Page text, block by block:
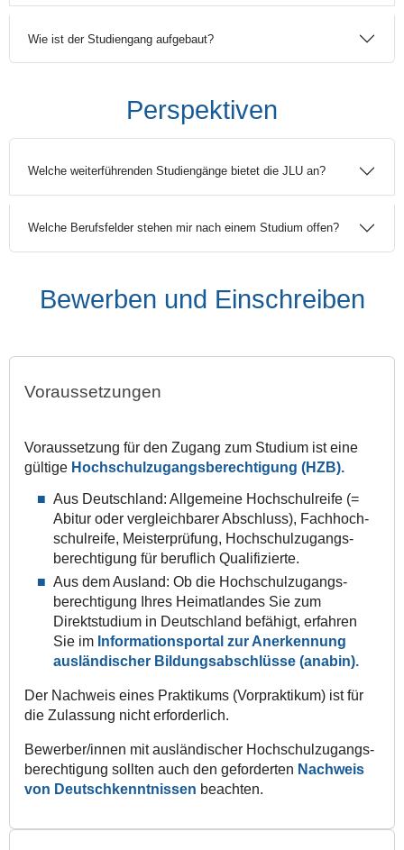
Wie ist der Studiengang aufgebaut?
Perspektiven
Welche weiterführenden Studiengänge bietet die JLU an?
Welche Berufsfelder stehen mir nach einem Studium offen?
Bewerben und Einschreiben
Voraussetzungen
Voraussetzung für den Zugang zum Studium ist eine
gültige Hochschulzugangsberechtigung (HZB).
Aus Deutschland: Allgemeine Hochschul­reife (=
Abitur oder vergleichbarer Abschluss), Fach­hoch­
schul­reife, Meister­prüfung, Hochschul­zugangs­
berechtigung für beruflich Qualifizierte.
Aus dem Ausland: Ob die Hochschul­zugangs­
berechtigung Ihres Heimatlandes Sie zum
Direktstudium in Deutschland befähigt, erfahren
Sie im Informations­portal zur Anerkennung
ausländischer Bildungs­abschlüsse (anabin).
Der Nachweis eines Praktikums (Vorpraktikum) ist für
die Zulassung nicht erforderlich.
Bewerber/innen mit ausländischer Hochschul­­zugangs­­
berechtigung sollten auch den geforderten Nachweis
von Deutsch­kenntnissen beachten.